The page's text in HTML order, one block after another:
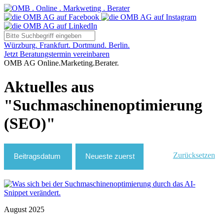
Würzburg. Frankfurt. Dortmund. Berlin.
Jetzt Beratungstermin vereinbaren
OMB AG Online.Marketing.Berater.
Aktuelles aus
"Suchmaschinenoptimierung
(SEO)"
Zurücksetzen
August 2025